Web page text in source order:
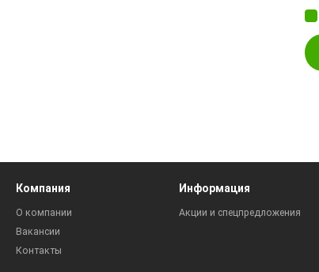
Компания
О компании
Вакансии
Контакты
Информация
Акции и спецпредложения